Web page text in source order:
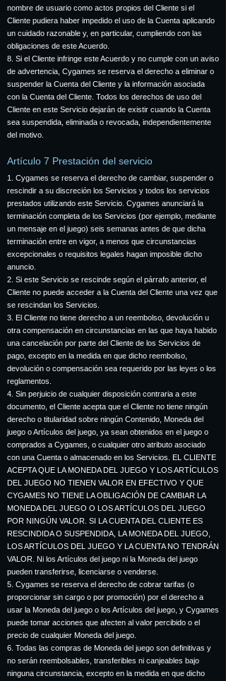
nombre de usuario como actos propios del Cliente si el
Cliente pudiera haber impedido el uso de la Cuenta aplicando
un cuidado razonable y, en particular, cumpliendo con las
obligaciones de este Acuerdo.
8. Si el Cliente infringe este Acuerdo y no cumple con un aviso
de advertencia, Cygames se reserva el derecho a eliminar o
suspender la Cuenta del Cliente y la información asociada
con la Cuenta del Cliente. Todos los derechos de uso del
Cliente en este Servicio dejarán de existir cuando la Cuenta
sea suspendida, eliminada o revocada, independientemente
del motivo.
Artículo 7 Prestación del servicio
1. Cygames se reserva el derecho de cambiar, suspender o
rescindir a su discreción los Servicios y todos los servicios
prestados utilizando este Servicio. Cygames anunciará la
terminación completa de los Servicios (por ejemplo, mediante
un mensaje en el juego) seis semanas antes de que dicha
terminación entre en vigor, a menos que circunstancias
excepcionales o requisitos legales hagan imposible dicho
anuncio.
2. Si este Servicio se rescinde según el párrafo anterior, el
Cliente no puede acceder a la Cuenta del Cliente una vez que
se rescindan los Servicios.
3. El Cliente no tiene derecho a un reembolso, devolución u
otra compensación en circunstancias en las que haya habido
una cancelación por parte del Cliente de los Servicios de
pago, excepto en la medida en que dicho reembolso,
devolución o compensación sea requerido por las leyes o los
reglamentos.
4. Sin perjuicio de cualquier disposición contraria a este
documento, el Cliente acepta que el Cliente no tiene ningún
derecho o titularidad sobre ningún Contenido, Moneda del
juego o Artículos del juego, ya sean obtenidos en el juego o
comprados a Cygames, o cualquier otro atributo asociado
con una Cuenta o almacenado en los Servicios. EL CLIENTE
ACEPTA QUE LA MONEDA DEL JUEGO Y LOS ARTÍCULOS
DEL JUEGO NO TIENEN VALOR EN EFECTIVO Y QUE
CYGAMES NO TIENE LA OBLIGACIÓN DE CAMBIAR LA
MONEDA DEL JUEGO O LOS ARTÍCULOS DEL JUEGO
POR NINGÚN VALOR. SI LA CUENTA DEL CLIENTE ES
RESCINDIDA O SUSPENDIDA, LA MONEDA DEL JUEGO,
LOS ARTÍCULOS DEL JUEGO Y LA CUENTA NO TENDRÁN
VALOR. Ni los Artículos del juego ni la Moneda del juego
pueden transferirse, licenciarse o venderse.
5. Cygames se reserva el derecho de cobrar tarifas (o
proporcionar sin cargo o por promoción) por el derecho a
usar la Moneda del juego o los Artículos del juego, y Cygames
puede tomar acciones que afecten al valor percibido o el
precio de cualquier Moneda del juego.
6. Todas las compras de Moneda del juego son definitivas y
no serán reembolsables, transferibles ni canjeables bajo
ninguna circunstancia, excepto en la medida en que dicho